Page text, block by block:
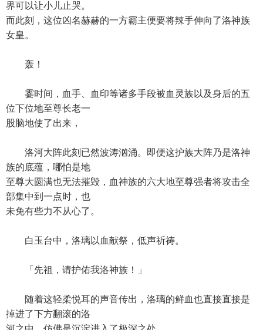
界可以让小儿止哭。
而此刻，这位凶名赫赫的一方霸主便要将辣手伸向了洛神族
女皇。
轰！
霎时间，血手、血印等诸多手段被血灵族以及身后的五
位下位地至尊长老一
股脑地使了出来，
洛河大阵此刻已然波涛汹涌。即便这护族大阵乃是洛神
族的底蕴，哪怕是地
至尊大圆满也无法摧毁，血神族的六大地至尊强者将攻击全
部集中到一点时，也
未免有些力不从心了。
白玉台中，洛璃以血献祭，低声祈祷。
「先祖，请护佑我洛神族！」
随着这轻柔悦耳的声音传出，洛璃的鲜血也直接直接是
掉进了下方翻滚的洛